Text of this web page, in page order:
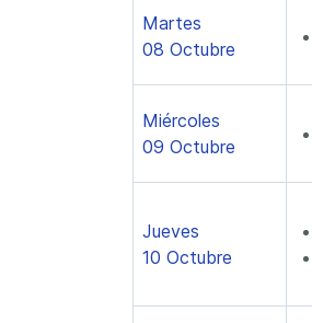
Martes
08 Octubre
Miércoles
09 Octubre
Jueves
10 Octubre